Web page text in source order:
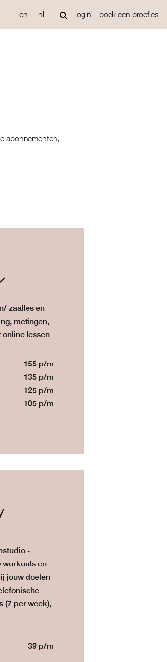
en nl login boek een proefles
abonnementen,
zaalles en
metingen,
lessen
155 p/m
135 p/m
125 p/m
105 p/m
-
workouts en
jouw doelen
(7 per week),
39 p/m